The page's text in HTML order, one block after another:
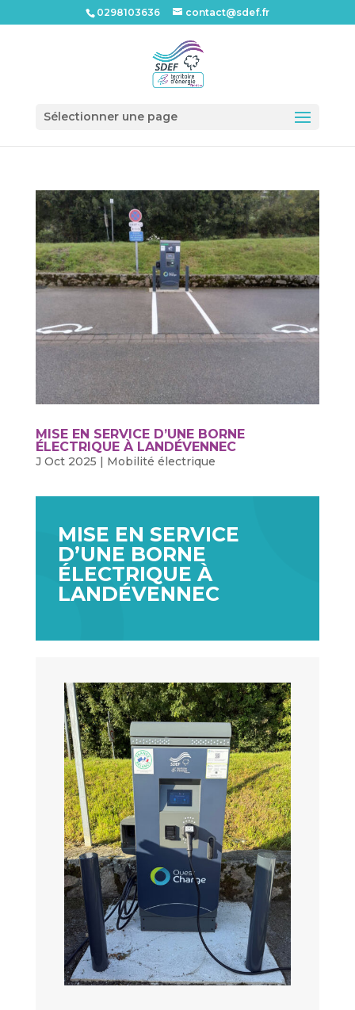
0298103636 contact@sdef.fr
Sélectionner une page
MISE EN SERVICE D’UNE BORNE
ÉLECTRIQUE À LANDÉVENNEC
J Oct 2025 | Mobilité électrique
MISE EN SERVICE
D’UNE BORNE
ÉLECTRIQUE À
LANDÉVENNEC